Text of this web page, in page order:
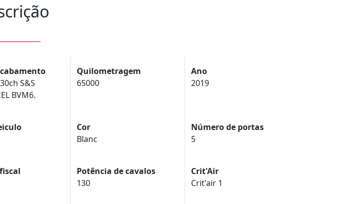
S&S
BVM6.
Quilometragem
65000
Ano
2019
Cor
Blanc
Número de portas
5
Potência de cavalos
130
Crit'Air
Crit'air 1